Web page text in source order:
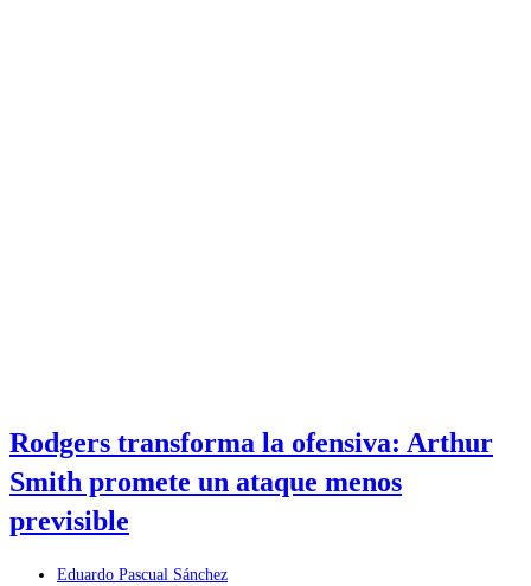
Rodgers transforma la ofensiva: Arthur
Smith promete un ataque menos
previsible
Eduardo Pascual Sánchez